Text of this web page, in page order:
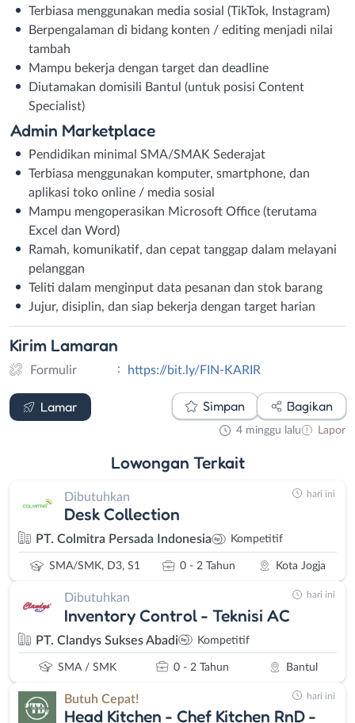
Terbiasa menggunakan media sosial (TikTok, Instagram)
Berpengalaman di bidang konten / editing menjadi nilai
tambah
Mampu bekerja dengan target dan deadline
Diutamakan domisili Bantul (untuk posisi Content
Specialist)
Admin Marketplace
Pendidikan minimal SMA/SMAK Sederajat
Terbiasa menggunakan komputer, smartphone, dan
aplikasi toko online / media sosial
Mampu mengoperasikan Microsoft Office (terutama
Excel dan Word)
Ramah, komunikatif, dan cepat tanggap dalam melayani
pelanggan
Teliti dalam menginput data pesanan dan stok barang
Jujur, disiplin, dan siap bekerja dengan target harian
Kirim Lamaran
Formulir : https://bit.ly/FIN-KARIR
Lamar
Formulir
Simpan Bagikan
4 minggu lalu Lapor
Lowongan Terkait
Dibutuhkan
Desk Collection
PT. Colmitra Persada Indonesia Kompetitif
SMA/SMK, D3, S1 0 - 2 Tahun Kota Jogja
hari ini
Dibutuhkan
Inventory Control - Teknisi AC
PT. Clandys Sukses Abadi Kompetitif
SMA / SMK 0 - 2 Tahun Bantul
hari ini
Butuh Cepat!
Head Kitchen - Chef Kitchen RnD -
hari ini